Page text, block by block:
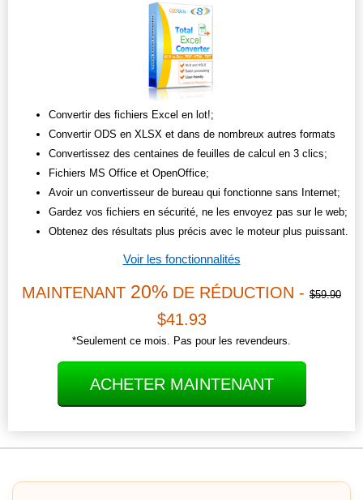
Convertir des fichiers Excel en lot!;
Convertir ODS en XLSX et dans de nombreux autres formats
Convertissez des centaines de feuilles de calcul en 3 clics;
Fichiers MS Office et OpenOffice;
Avoir un convertisseur de bureau qui fonctionne sans Internet;
Gardez vos fichiers en sécurité, ne les envoyez pas sur le web;
Obtenez des résultats plus précis avec le moteur plus puissant.
Voir les fonctionnalités
MAINTENANT 20% DE RÉDUCTION - $59.90
$41.93
*Seulement ce mois. Pas pour les revendeurs.
ACHETER MAINTENANT